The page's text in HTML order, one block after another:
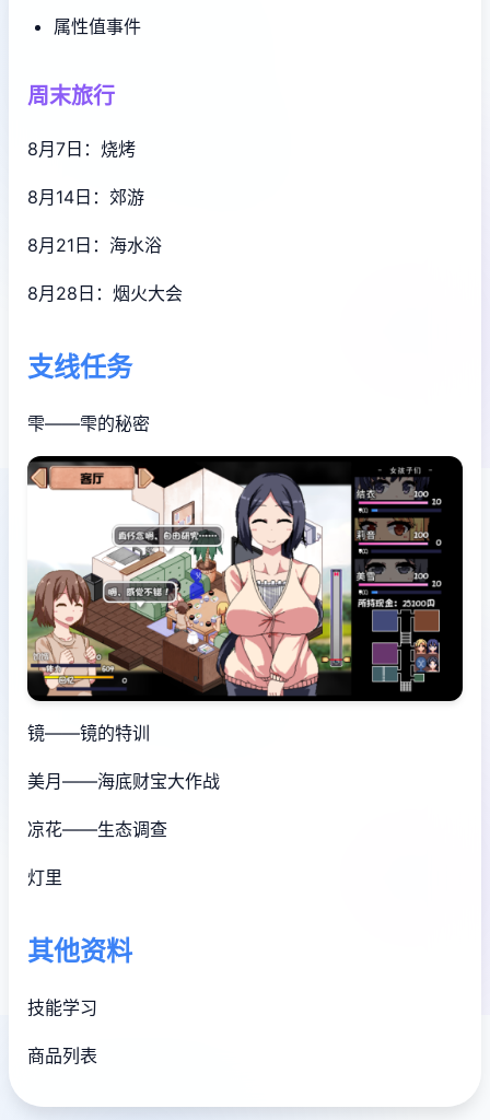
属性值事件
周末旅行
8月7日：烧烤
8月14日：郊游
8月21日：海水浴
8月28日：烟火大会
支线任务
雫——雫的秘密
镜——镜的特训
美月——海底财宝大作战
凉花——生态调查
灯里
其他资料
技能学习
商品列表